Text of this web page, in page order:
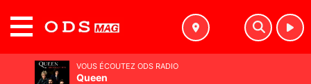
VOUS ÉCOUTEZ ODS RADIO
Queen